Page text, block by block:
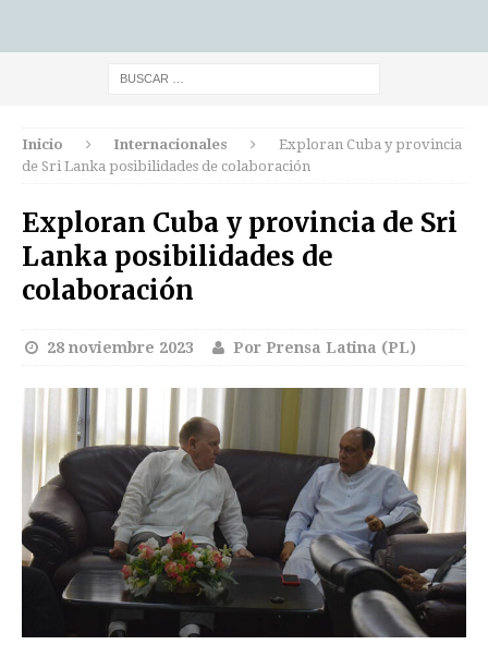
Inicio Internacionales
Exploran Cuba y provincia
de Sri Lanka posibilidades de colaboración
Exploran Cuba y provincia de Sri
Lanka posibilidades de
colaboración
28 noviembre 2023 Por Prensa Latina (PL)